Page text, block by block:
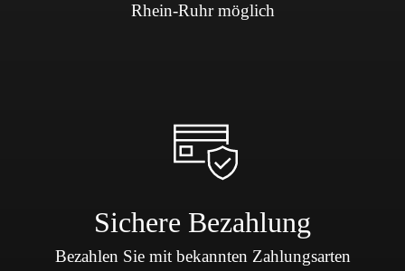
Rhein-Ruhr möglich
Sichere Bezahlung
Bezahlen Sie mit bekannten Zahlungsarten